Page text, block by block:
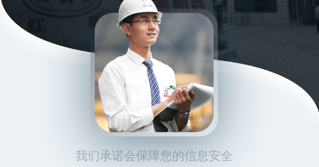
我们承诺会保障您的信息安全